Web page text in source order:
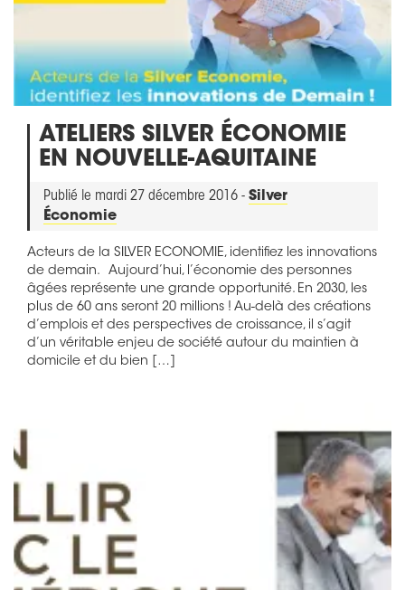
ATELIERS SILVER ÉCONOMIE
EN NOUVELLE-AQUITAINE
Publié le mardi 27 décembre 2016 - Silver
Économie
Acteurs de la SILVER ECONOMIE, identifiez les innovations
de demain. Aujourd’hui, l’économie des personnes
âgées représente une grande opportunité. En 2030, les
plus de 60 ans seront 20 millions ! Au-delà des créations
d’emplois et des perspectives de croissance, il s’agit
d’un véritable enjeu de société autour du maintien à
domicile et du bien […]